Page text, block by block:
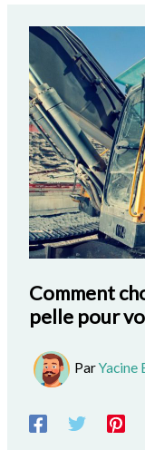
Comment
pelle pour
ParYacine